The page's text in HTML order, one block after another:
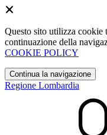
Questo sito utilizza cookie
continuazione della
COOKIE POLICY
Continua la navigazione
Regione Lombardia